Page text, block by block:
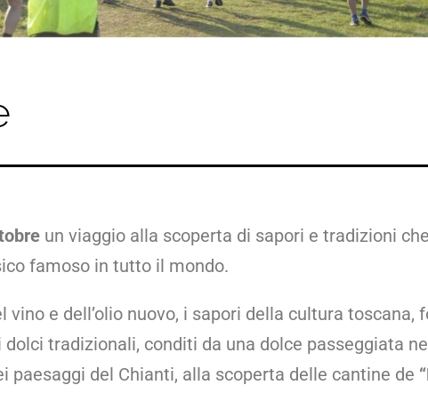
un viaggio alla scoperta di sapori e tradizioni
famoso in tutto il mondo.
vino e dell’olio nuovo, i sapori della cultura toscana,
dolci tradizionali, conditi da una dolce passeggiata
paesaggi del Chianti, alla scoperta delle cantine de